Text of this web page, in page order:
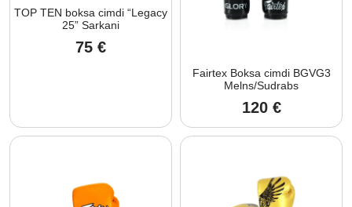
TOP TEN boksa cimdi “Legacy
25” Sarkani
75 €
Fairtex Boksa cimdi BGVG3
Melns/Sudrabs
120 €